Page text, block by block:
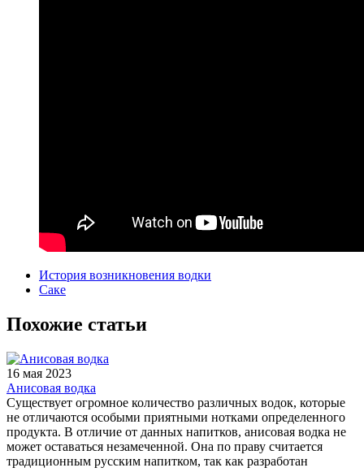
История возникновения водки
Саке
Похожие статьи
16 мая 2023
Анисовая водка
Существует огромное количество различных водок, которые
не отличаются особыми приятными нотками определенного
продукта. В отличие от данных напитков, анисовая водка не
может оставаться незамеченной. Она по праву считается
традиционным русским напитком, так как разработан